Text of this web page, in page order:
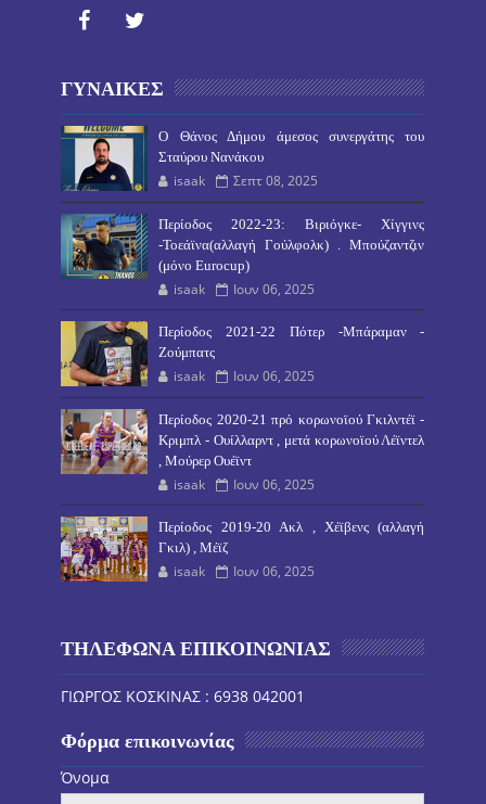
ΓΥΝΑΙΚΕΣ
O Θάνος Δήμου άμεσος συνεργάτης του
Σταύρου Νανάκου
isaak Σεπτ 08, 2025
Περίοδος 2022-23: Βιριόγκε- Χίγγινς
-Τοεάϊνα(αλλαγή Γούλφολκ) . Μπούζαντζιν
(μόνο Eurocup)
isaak Ιουν 06, 2025
Περίοδος 2021-22 Πότερ -Μπάραμαν -
Ζούμπατς
isaak Ιουν 06, 2025
Περίοδος 2020-21 πρό κορωνοϊού Γκιλντέϊ -
Κριμπλ - Ουίλλαρντ , μετά κορωνοϊού Λέϊντελ
, Μούρερ Ουέϊντ
isaak Ιουν 06, 2025
Περίοδος 2019-20 Ακλ , Χέϊβενς (αλλαγή
Γκιλ) , Μέϊζ
isaak Ιουν 06, 2025
ΤΗΛΕΦΩΝΑ ΕΠΙΚΟΙΝΩΝΙΑΣ
ΓΙΩΡΓΟΣ ΚΟΣΚΙΝΑΣ : 6938 042001
Φόρμα επικοινωνίας
Όνομα